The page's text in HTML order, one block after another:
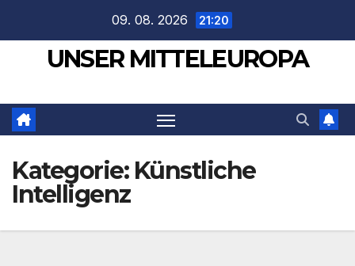
springen
09. 08. 2026 21:20
UNSER MITTELEUROPA
Kategorie: Künstliche
Intelligenz